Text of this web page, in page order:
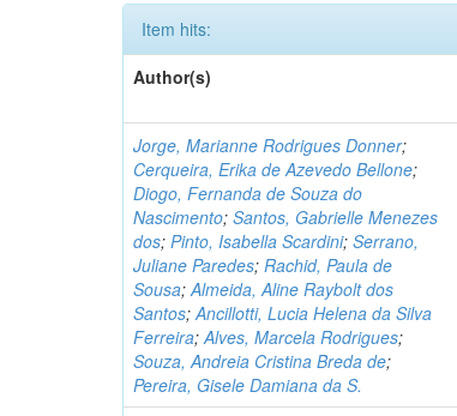
Item hits:
Author(s)
Jorge, Marianne Rodrigues Donner;
Cerqueira, Erika de Azevedo Bellone;
Diogo, Fernanda de Souza do
Nascimento;Santos, Gabrielle Menezes
dos;Pinto, Isabella Scardini;Serrano,
Juliane Paredes;Rachid, Paula de
Sousa;Almeida, Aline Raybolt dos
Santos;Ancillotti, Lucia Helena da Silva
Ferreira;Alves, Marcela Rodrigues;
Souza, Andreia Cristina Breda de;
Pereira, Gisele Damiana da S.